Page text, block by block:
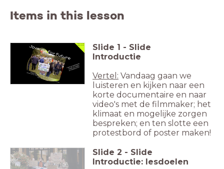
Items in this lesson
PO7 & 8
VO 1 & 2 Slide 1 - Slide
Introductie
Vertel: Vandaag gaan we
luisteren en kijken naar een
korte documentaire en naar
video's met de filmmaker; het
klimaat en mogelijke zorgen
bespreken; en ten slotte een
protestbord of poster maken!
Slide 2 - Slide
Introductie: lesdoelen